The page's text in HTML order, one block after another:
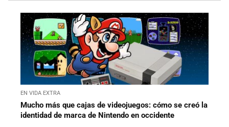
EN VIDA EXTRA
Mucho más que cajas de videojuegos: cómo se creó la
identidad de marca de Nintendo en occidente